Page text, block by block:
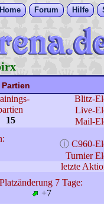
Home Forum Hilfe
15
Blitz-
Live-
Mail-
ⓘ C960-
Turnier
letzte
Platzänderung 7 Tage:
+7